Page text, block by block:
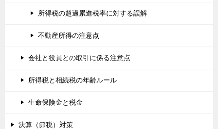
所得税の超過累進税率に対する誤解
不動産所得の注意点
会社と役員との取引に係る注意点
所得税と相続税の年齢ルール
生命保険金と税金
決算（節税）対策